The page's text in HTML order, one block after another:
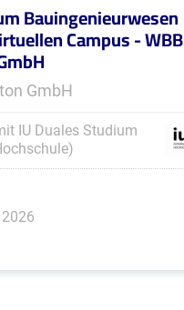
Bauingenieurwesen
Campus - WBB
GmbH
IU Duales Studium